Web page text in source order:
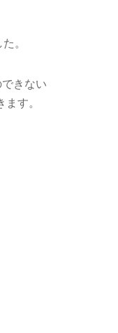
。
きない
ます。